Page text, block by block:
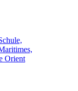
Orient